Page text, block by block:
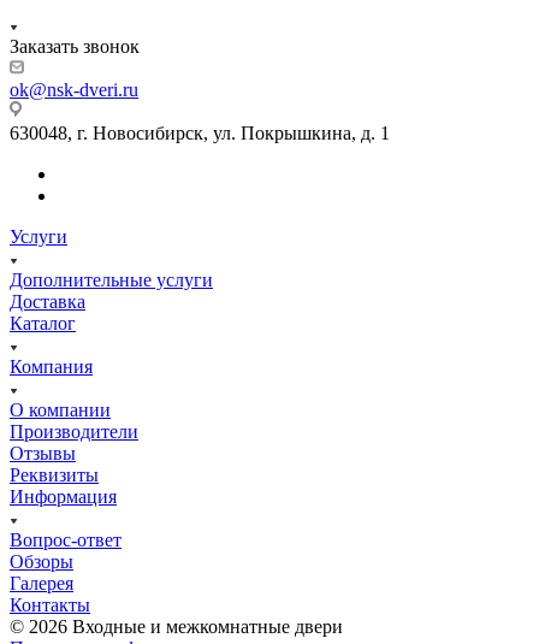
Заказать звонок
ok@nsk-dveri.ru
630048, г. Новосибирск, ул. Покрышкина, д. 1
Услуги
Дополнительные услуги
Доставка
Каталог
Компания
О компании
Производители
Отзывы
Реквизиты
Информация
Вопрос-ответ
Обзоры
Галерея
Контакты
© 2026 Входные и межкомнатные двери